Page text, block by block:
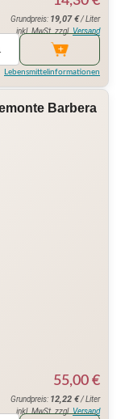
Grundpreis: 19,07€/ Liter
inkl. MwSt. zzgl. Versand
Lebensmittelinformationen
Barbera
55,00 €
Grundpreis: 12,22 €/ Liter
inkl. MwSt. zzgl. Versand